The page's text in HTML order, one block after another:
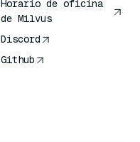
Horario de oficina
de Milvus
Discord
Github